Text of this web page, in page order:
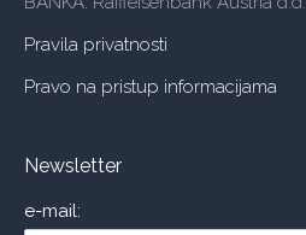
Pravila privatnosti
Pravo na pristup informacijama
Newsletter
e-mail: